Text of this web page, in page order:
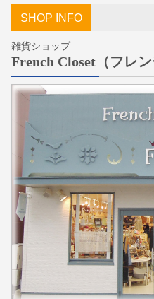
SHOP INFO
雑貨ショップ
French Closet（フレン